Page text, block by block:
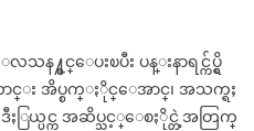
န႔္စင္ေပးၿပီး ပန္းနာရင္က်ပ္ရွိ
အိပ္စက္ႏိုင္ေအာင္၊ အသက္ရႈ
ြယ္ပင္က အဆိပ္သင့္ေစႏိုင္တဲ့အတြက္